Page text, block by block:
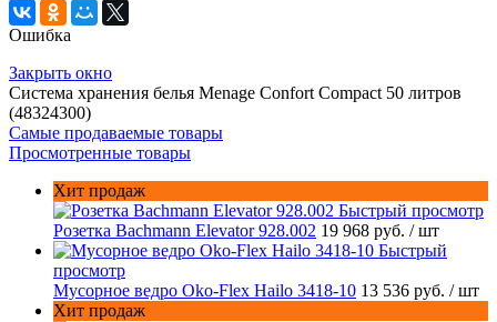
Ошибка
Закрыть окно
Система хранения белья Menage Confort Compact 50 литров
(48324300)
Самые продаваемые товары
Просмотренные товары
Хит продаж
Быстрый просмотр
Розетка Bachmann Elevator 928.002 19 968 руб. / шт
Быстрый
просмотр
Мусорное ведро Oko-Flex Hailo 3418-10 13 536 руб. / шт
Хит продаж